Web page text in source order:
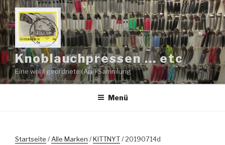
Zum
Inhalt
springen
Knoblauchpressen … etc
Eine wohl geordnete (An-) Sammlung
Menü
Startseite /Alle Marken /KITTNYT/ 20190714d